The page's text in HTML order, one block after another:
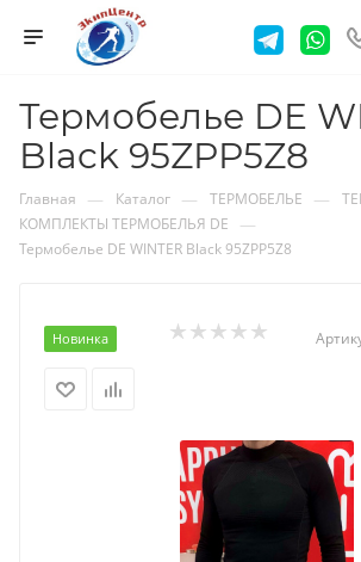
Термобелье DE
Black 95ZPP5Z8
Главная — Каталог — ТЕРМОБЕЛЬЕ —
КОМПЛЕКТЫ ТЕРМОБЕЛЬЯ DE —
Термобелье DE WINTER Black 95ZPP5Z8
Новинка